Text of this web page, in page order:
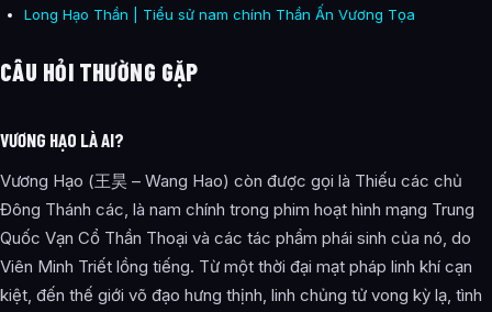
Long Hạo Thần | Tiểu sử nam chính Thần Ấn Vương Tọa
CÂU HỎI THƯỜNG GẶP
VƯƠNG HẠO LÀ AI?
Vương Hạo (王昊 – Wang Hao) còn được gọi là Thiếu các chủ
Đông Thánh các, là nam chính trong phim hoạt hình mạng Trung
Quốc Vạn Cổ Thần Thoại và các tác phẩm phái sinh của nó, do
Viên Minh Triết lồng tiếng. Từ một thời đại mạt pháp linh khí cạn
kiệt, đến thế giới võ đạo hưng thịnh, linh chủng tử vong kỳ lạ, tình